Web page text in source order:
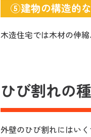
⑤建物の構造的
木造住宅では木材の伸
ひび割れの
外壁のひび割れにはい